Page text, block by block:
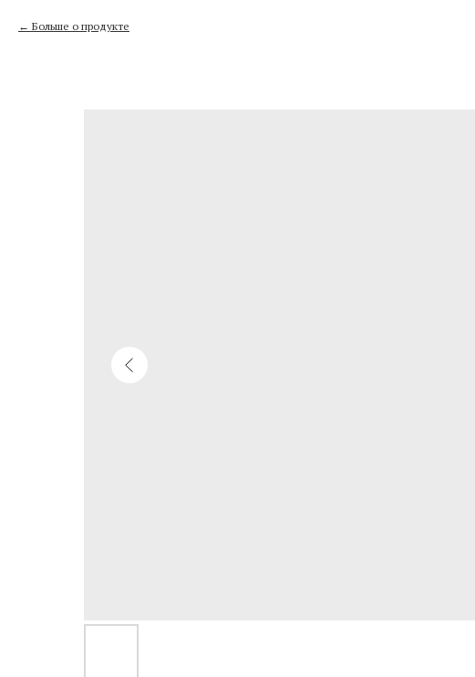
Больше о продукте